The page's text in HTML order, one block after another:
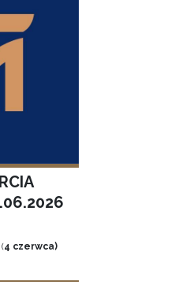
4 czerwca)